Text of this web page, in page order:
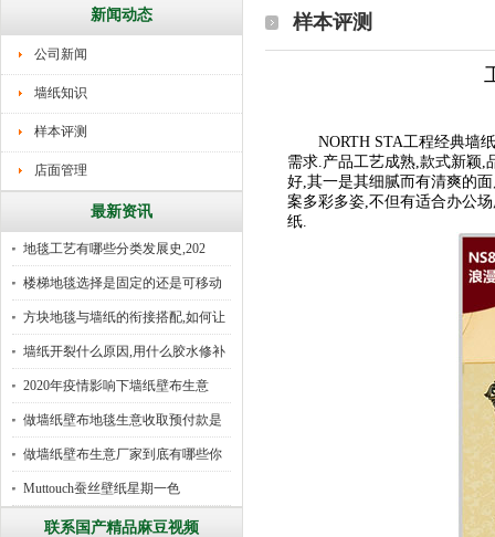
新闻动态
公司新闻
墙纸知识
样本评测
店面管理
最新资讯
地毯工艺有哪些分类发展史,202
楼梯地毯选择是固定的还是可移动
好
方块地毯与墙纸的衔接搭配,如何让
墙纸开裂什么原因,用什么胶水修补
2020年疫情影响下墙纸壁布生意
做墙纸壁布地毯生意收取预付款是
行
做墙纸壁布生意厂家到底有哪些你
所
Muttouch蚕丝壁纸星期一色
联系国产精品麻豆视频
样本评测
NORTH STA工程经典墙
需求.产品工艺成熟,款式新颖,
好,其一是其细腻而有清爽的面
案多彩多姿,不但有适合办公
纸.